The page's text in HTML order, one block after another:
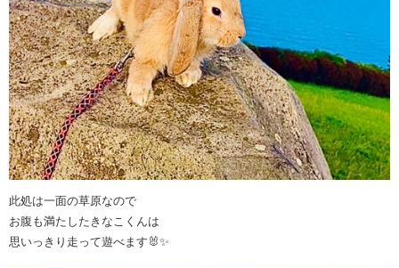
此処は一面の草原なので
お腹も満たしたきなこくんは
思いっきり走って遊べます🐰✨